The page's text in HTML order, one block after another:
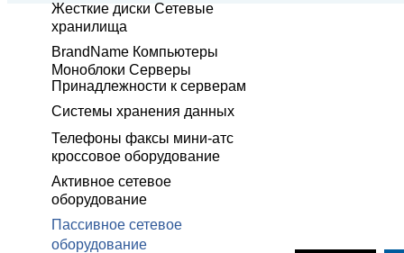
Жесткие диски Сетевые
хранилища
BrandName Компьютеры
Моноблоки Серверы
Принадлежности к серверам
Системы хранения данных
Телефоны факсы мини-атс
кроссовое оборудование
Активное сетевое
оборудование
Пассивное сетевое
оборудование